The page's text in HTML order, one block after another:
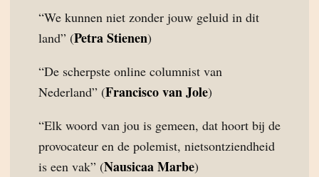
“We kunnen niet zonder jouw geluid in dit
land” (Petra Stienen)
“De scherpste online columnist van
Nederland” (Francisco van Jole)
“Elk woord van jou is gemeen, dat hoort bij de
provocateur en de polemist, nietsontziendheid
is een vak” (Nausicaa Marbe)